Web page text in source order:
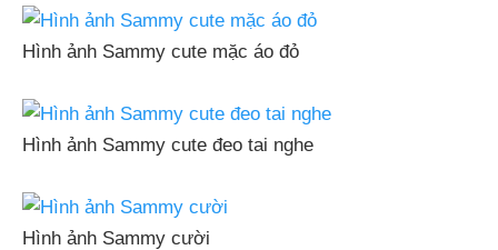
Hình ảnh Sammy cute mặc áo đỏ
Hình ảnh Sammy cute đeo tai nghe
Hình ảnh Sammy cười